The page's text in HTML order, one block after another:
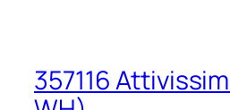
357116